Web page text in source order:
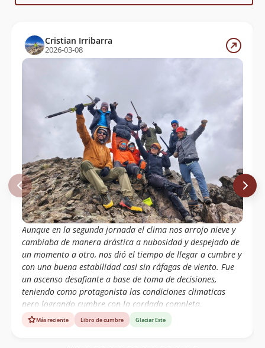
Fernando Fainberg
Marco Poblete
08/01/06 Elvis Acevedo
19/12/04 Juan Francisco Bustos
03/10/04 Eduardo Atalah
03/05/03
Sebastian Ignacio Galmez Villaseca
Danilo Briones
Margarita Godoy
David Valdés
02/05/03
Paulo Cox
Cristian Irribarra
2026-03-08
Aunque en la segunda jornada el clima nos arrojo nieve y
cambiaba de manera drástica a nubosidad y despejado de
un momento a otro, nos dió el tiempo de llegar a cumbre y
con una buena estabilidad casi sin ráfagas de viento. Fue
un ascenso desafiante a base de toma de decisiones,
teniendo como protagonista las condiciones climaticas
pero logrando cumbre con la cordada completa.
Más reciente Libro de cumbre Glaciar Este